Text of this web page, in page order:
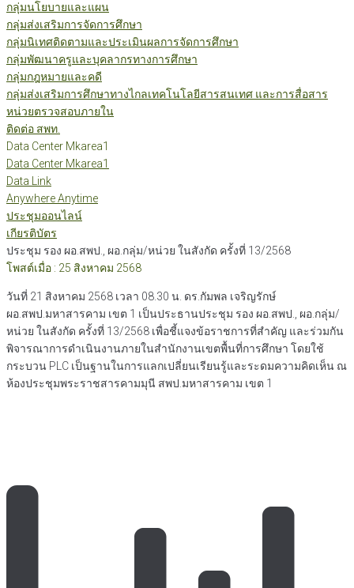
กลุ่มนโยบายและแผน
กลุ่มส่งเสริมการจัดการศึกษา
กลุ่มนิเทศติดตามและประเมินผลการจัดการศึกษา
กลุ่มพัฒนาครูและบุคลากรทางการศึกษา
กลุ่มกฎหมายและคดี
กลุ่มส่งเสริมการศึกษาทางไกลเทคโนโลยีสารสนเทศ และการสื่อสาร
หน่วยตรวจสอบภายใน
ติดต่อ สพท.
Data Center Mkarea1
Data Center Mkarea1
Data Link
Anywhere Anytime
ประชุมออนไลน์
เกียรติบัตร
ประชุม รอง ผอ.สพป., ผอ.กลุ่ม/หน่วย ในสังกัด ครั้งที่ 13/2568
โพสต์เมื่อ : 25 สิงหาคม 2568
วันที่ 21 สิงหาคม 2568 เวลา 08.30 น. ดร.กัมพล เจริญรักษ์
ผอ.สพป.มหาสารคาม เขต 1 เป็นประธานประชุม รอง ผอ.สพป., ผอ.กลุ่ม/
หน่วย ในสังกัด ครั้งที่ 13/2568 เพื่อชี้แจงข้อราชการที่สำคัญ และร่วมกัน
พิจารณาการดำเนินงานภายในสำนักงานเขตพื้นที่การศึกษา โดยใช้
กระบวน PLC เป็นฐานในการแลกเปลี่ยนเรียนรู้และระดมความคิดเห็น ณ
ห้องประชุมพระราชสารคามมุนี สพป.มหาสารคาม เขต 1